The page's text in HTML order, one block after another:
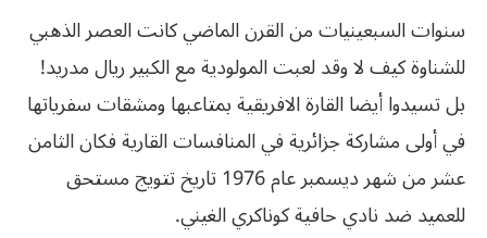
سنوات السبعينيات من القرن الماضي كانت العصر الذهبي
للشناوة كيف لا وقد لعبت المولودية مع الكبير ريال مدريد!
بل تسيدوا أيضا القارة الافريقية بمتاعبها ومشقات سفرياتها
في أولى مشاركة جزائرية في المنافسات القارية فكان الثامن
عشر من شهر ديسمبر عام 1976 تاريخ تتويج مستحق
للعميد ضد نادي حافية كوناكري الغيني.